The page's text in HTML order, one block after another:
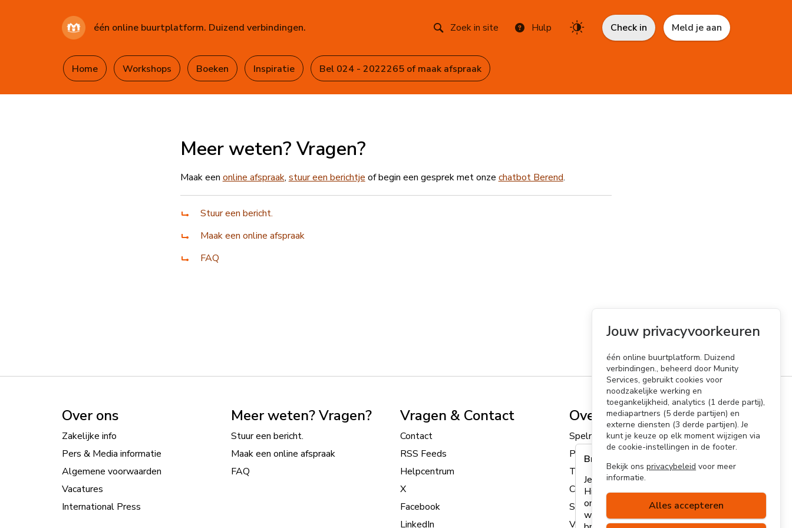
Jouw privacyvoorkeuren
één online buurtplatform. Duizend
verbindingen., beheerd door Munity
Services, gebruikt cookies voor
noodzakelijke werking en
toegankelijkheid, analytics (1 derde partij),
mediapartners (5 derde partijen) en
externe diensten (3 derde partijen). Je
kunt je keuze op elk moment wijzigen via
de cookie-instellingen in de footer.
Bekijk onsprivacybeleid voor meer
informatie.
Alles accepteren
één online buurtplatform. Duizend verbindingen. Zoek in site Hulp Check in Meld je aan
Home Workshops Boeken Inspiratie Bel 024 - 2022265 of maak afspraak
Meer weten? Vragen?
Maak een online afspraak, stuur een berichtje of begin een gesprek met onze chatbot Berend.
Stuur een bericht.
Maak een online afspraak
FAQ
Over ons
Zakelijke info
Pers & Media informatie
Algemene voorwaarden
Vacatures
International Press
Meer weten? Vragen?
Stuur een bericht.
Maak een online afspraak
FAQ
Vragen & Contact
Contact
RSS Feeds
Helpcentrum
X
Facebook
LinkedIn
Overig
Spelregels
Privacyverklaring
Toegankelijkheidsverklaring
Cookies
Sitemap
Versie v9.38.3-edc9fb
Browser niet ondersteund
Je browser wordt helaas niet ondersteund.
Hierdoor kan het zijn dat sommige
onderdelen van de site niet volledig
werken. Lees